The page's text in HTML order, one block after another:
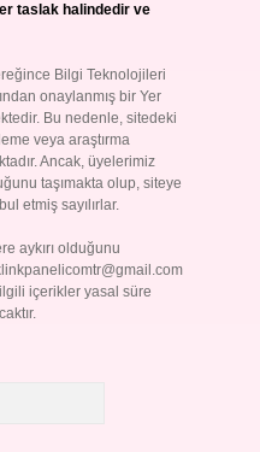
taslak halindedir ve
Bilgi Teknolojileri
onaylanmış bir Yer
Bu nedenle, sitedeki
veya araştırma
Ancak, üyelerimiz
taşımakta olup, siteye
etmiş sayılırlar.
aykırı olduğunu
içerikler yasal süre